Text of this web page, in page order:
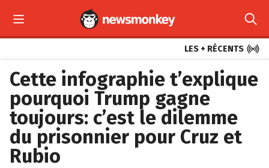
 
LES + RÉCENTS 
Cette infographie t’explique
pourquoi Trump gagne
toujours: c’est le dilemme
du prisonnier pour Cruz et
Rubio